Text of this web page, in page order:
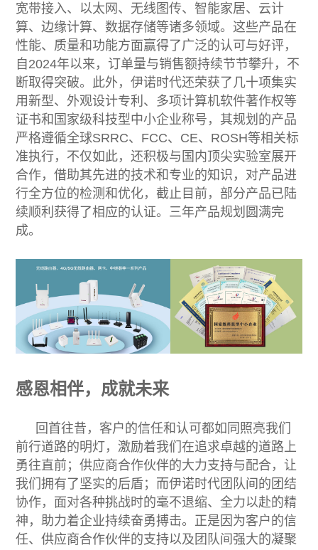
宽带接入、以太网、无线图传、智能家居、云计
算、边缘计算、数据存储等诸多领域。这些产品在
性能、质量和功能方面赢得了广泛的认可与好评，
自2024年以来，订单量与销售额持续节节攀升，不
断取得突破。此外，伊诺时代还荣获了几十项集实
用新型、外观设计专利、多项计算机软件著作权等
证书和国家级科技型中小企业称号，其规划的产品
严格遵循全球SRRC、FCC、CE、ROSH等相关标
准执行，不仅如此，还积极与国内顶尖实验室展开
合作，借助其先进的技术和专业的知识，对产品进
行全方位的检测和优化，截止目前，部分产品已陆
续顺利获得了相应的认证。三年产品规划圆满完
成。
感恩相伴，成就未来
回首往昔，客户的信任和认可都如同照亮我们
前行道路的明灯，激励着我们在追求卓越的道路上
勇往直前；供应商合作伙伴的大力支持与配合，让
我们拥有了坚实的后盾；而伊诺时代团队间的团结
协作，面对各种挑战时的毫不退缩、全力以赴的精
神，助力着企业持续奋勇搏击。正是因为客户的信
任、供应商合作伙伴的支持以及团队间强大的凝聚